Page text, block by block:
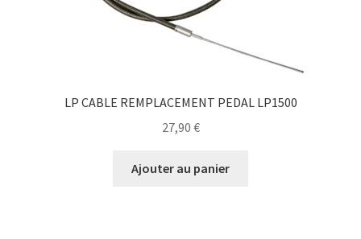
LP CABLE REMPLACEMENT PEDAL LP1500
27,90 €
Ajouter au panier